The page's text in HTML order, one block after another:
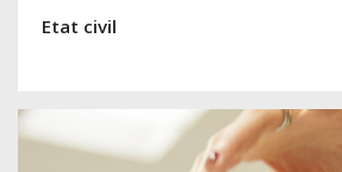
Etat civil